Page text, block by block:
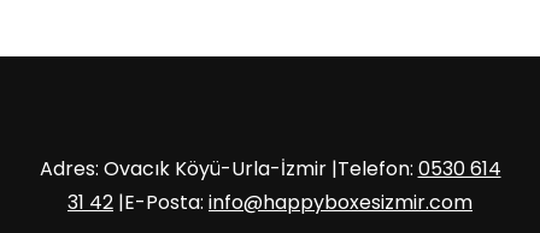
Adres: Ovacık Köyü-Urla-İzmir |Telefon: 0530 614
31 42 |E-Posta: info@happyboxesizmir.com